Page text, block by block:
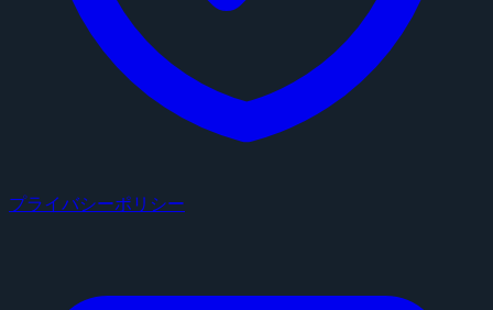
プライバシーポリシー